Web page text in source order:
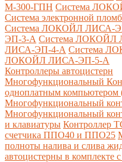
М-300-ГПН Система
Система электронной
Система ЛОКОЙЛ ЛИСА-
ЭП-3-А Система ЛОКОЙЛ
ЛИСА-ЭП-4-А Система
ЛОКОЙЛ ЛИСА-ЭП-5-А
Контроллеры автоцистерн
Многофункциональный
одноплатным компьютером
Многофункциональный
Многофункциональный
и клавиатуры Контроллер
счетчика ППО40 и ППО25
полноты налива и слива
автоцистерны в комплекте